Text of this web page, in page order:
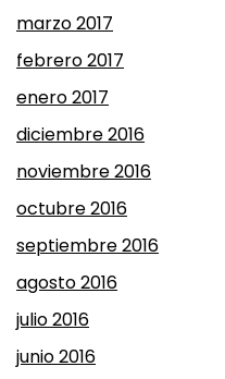
marzo 2017
febrero 2017
enero 2017
diciembre 2016
noviembre 2016
octubre 2016
septiembre 2016
agosto 2016
julio 2016
junio 2016